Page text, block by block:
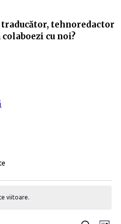
tehnoredactor
cu noi?
viitoare.